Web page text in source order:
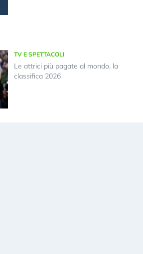
TV E SPETTACOLI
Le attrici più pagate al mondo, la
classifica 2026